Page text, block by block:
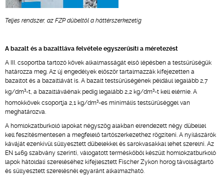
Teljes rendszer, az FZP dübeltől a háttérszerkezetig
A bazalt és a bazaltláva felvétele egyszerűsíti a méretezést
A III. csoportba tartozó kövek alkalmasságát első lépésben a testsűrűségük
határozza meg. Az új engedélyek először tartalmazzák kifejezetten a
bazaltot és a bazaltlávát is. A bazalt testsűrűségének például legalább 2,7
kg/dm3-t, a bazaltláváénak pedig legalább 2,2 kg/dm3-t kell elérnie. A
homokkövek csoportja 2,1 kg/dm3-es minimális testsűrűséggel van
meghatározva.
A homlokzatburkoló lapokat négyszög alakban elrendezett négy dübellel
kell feszítésmentesen a megfelelő tartószerkezethez rögzíteni. A nyílászárók
káváját ezenkívül süllyesztett dübelekkel és sarokvasakkal lehet szerelni. Az
EN 1469 szabvány szerinti, válogatott terméskőből készült homlokzatburkoló
lapok hátoldali szereléséhez kifejlesztett Fischer Zykon horog távolságtartó
és süllyesztett szerelésnél egyaránt alkalmazható.